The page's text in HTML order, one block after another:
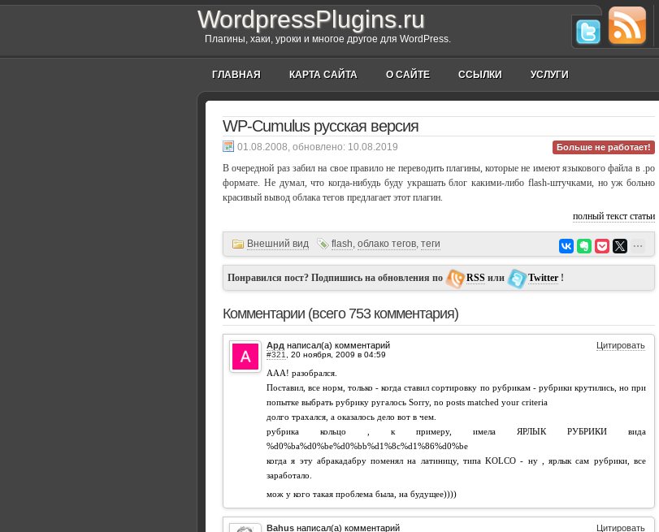
WordpressPlugins.ru
Плагины, хаки, уроки и многое другое для WordPress.
ГЛАВНАЯ КАРТА САЙТА О САЙТЕ ССЫЛКИ УСЛУГИ
WP-Cumulus русская версия
10.08.2019
, обновлено: Больше не работает!
В очередной раз забил на свое правило не переводить плагины, которые не имеют языкового файла в .po
формате. Не думал, что когда-нибудь буду украшать блог какими-либо flash-штучками, но уж больно
красивый вывод облака тегов предлагает этот плагин.
полный текст статьи
Внешний вид flash, облако тегов, теги
Понравился пост? Подпишись на обновления по RSS или Twitter !
Комментарии (всего 753 комментария)
Ард написал(а) комментарий Цитировать
#321
ААА! разобрался.
Поставил, все норм, только - когда ставил сортировку по рубрикам - рубрики крутились, но при
попытке выбрать рубрику ругалось Sorry, no posts matched your criteria
долго трахался, а оказалось дело вот в чем.
рубрика кольцо , к примеру, имела ЯРЛЫК РУБРИКИ вида
%d0%ba%d0%be%d0%bb%d1%8c%d1%86%d0%be
когда я эту абракадабру поменял на латиницу, типа KOLCO - ну , ярлык сам рубрики, все
заработало.
мож у кого такая проблема была, на будущее))))
Bahus написал(а) комментарий Цитировать